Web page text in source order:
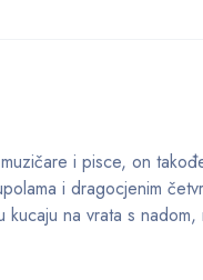
i pisce, on
i dragocjenim
na vrata s nadom,